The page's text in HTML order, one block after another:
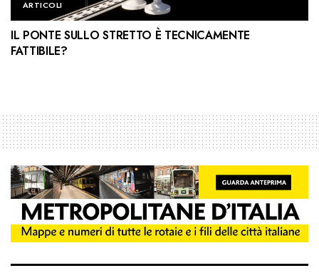
ARTICOLI
IL PONTE SULLO STRETTO È TECNICAMENTE
FATTIBILE?